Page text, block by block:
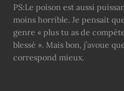
PS:Le poison est aussi
moins horrible. Je pensait
genre « plus tu as de
blessé ». Mais bon, j’avoue
correspond mieux.